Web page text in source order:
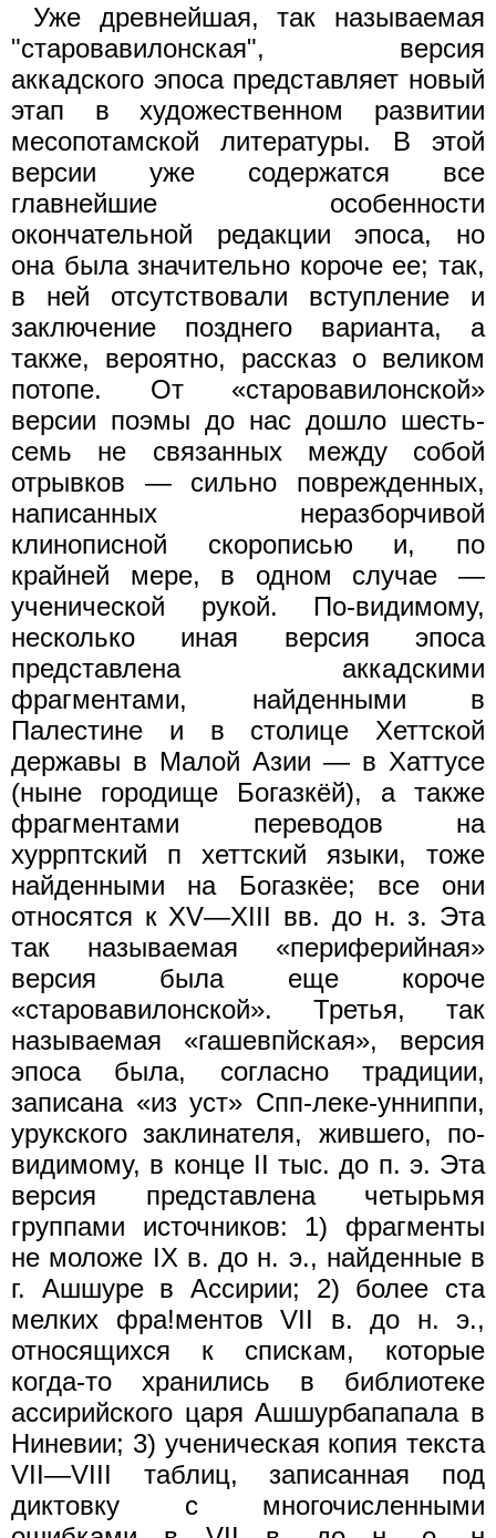
Уже древнейшая, так называемая
"старовавилонская", версия
аккадского эпоса представляет новый
этап в художественном развитии
месопотамской литературы. В этой
версии уже содержатся все
главнейшие особенности
окончательной редакции эпоса, но
она была значительно короче ее; так,
в ней отсутствовали вступление и
заключение позднего варианта, а
также, вероятно, рассказ о великом
потопе. От «старовавилонской»
версии поэмы до нас дошло шесть-
семь не связанных между собой
отрывков — сильно поврежденных,
написанных неразборчивой
клинописной скорописью и, по
крайней мере, в одном случае —
ученической рукой. По-видимому,
несколько иная версия эпоса
представлена аккадскими
фрагментами, найденными в
Палестине и в столице Хеттской
державы в Малой Азии — в Хаттусе
(ныне городище Богазкёй), а также
фрагментами переводов на
хуррптский п хеттский языки, тоже
найденными на Богазкёе; все они
относятся к XV—XIII вв. до н. з. Эта
так называемая «периферийная»
версия была еще короче
«старовавилонской». Третья, так
называемая «гашевпйская», версия
эпоса была, согласно традиции,
записана «из уст» Спп-леке-унниппи,
урукского заклинателя, жившего, по-
видимому, в конце II тыс. до п. э. Эта
версия представлена четырьмя
группами источников: 1) фрагменты
не моложе IX в. до н. э., найденные в
г. Ашшуре в Ассирии; 2) более ста
мелких фра!ментов VII в. до н. э.,
относящихся к спискам, которые
когда-то хранились в библиотеке
ассирийского царя Ашшурбапапала в
Ниневии; 3) ученическая копия текста
VII—VIII таблиц, записанная под
диктовку с многочисленными